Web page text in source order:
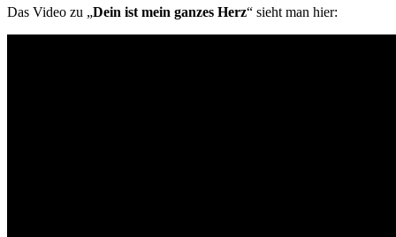
Das Video zu „Dein ist mein ganzes Herz“ sieht man hier: